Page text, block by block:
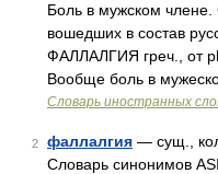
Боль в мужском члене.
вошедших в состав
ФАЛЛАЛГИЯ греч., от
Вообще боль в
Словарь иностранных
2 фаллалгия — сущ.,
Словарь синонимов